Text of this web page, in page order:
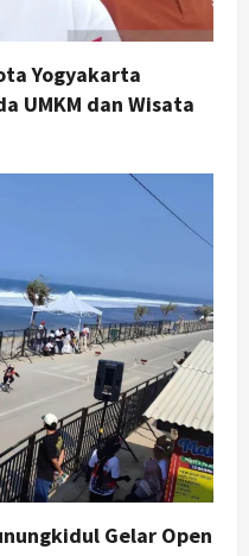
Yogyakarta
UMKM dan Wisata
Gelar Open